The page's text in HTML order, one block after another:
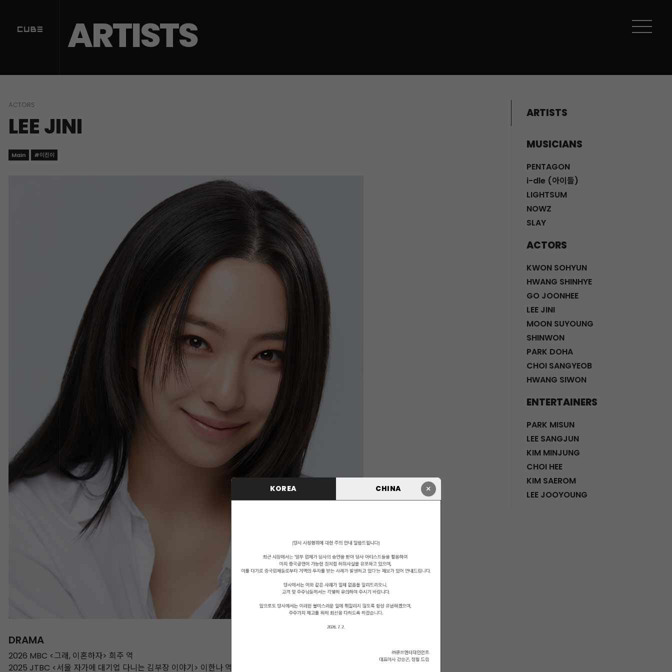
×
KOREA CHINA
ARTISTS
ACTORS
LEE JINI
Main #이진이
DRAMA
2026 MBC <그래, 이혼하자> 희주 역
2025 JTBC <서울 자가에 대기업 다니는 김부장 이야기> 이한나 역
ARTISTS
MUSICIANS
PENTAGON
i-dle (아이들)
LIGHTSUM
NOWZ
SLAY
ACTORS
KWON SOHYUN
HWANG SHINHYE
GO JOONHEE
LEE JINI
MOON SUYOUNG
SHINWON
PARK DOHA
CHOI SANGYEOB
HWANG SIWON
ENTERTAINERS
PARK MISUN
LEE SANGJUN
KIM MINJUNG
CHOI HEE
KIM SAEROM
LEE JOOYOUNG